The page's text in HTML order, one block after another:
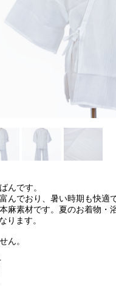
んです。
んでおり、暑い時期も快適で
麻素材です。夏のお着物・
ります。
ん。